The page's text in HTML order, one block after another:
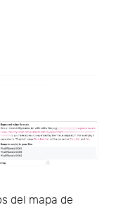
del mapa de